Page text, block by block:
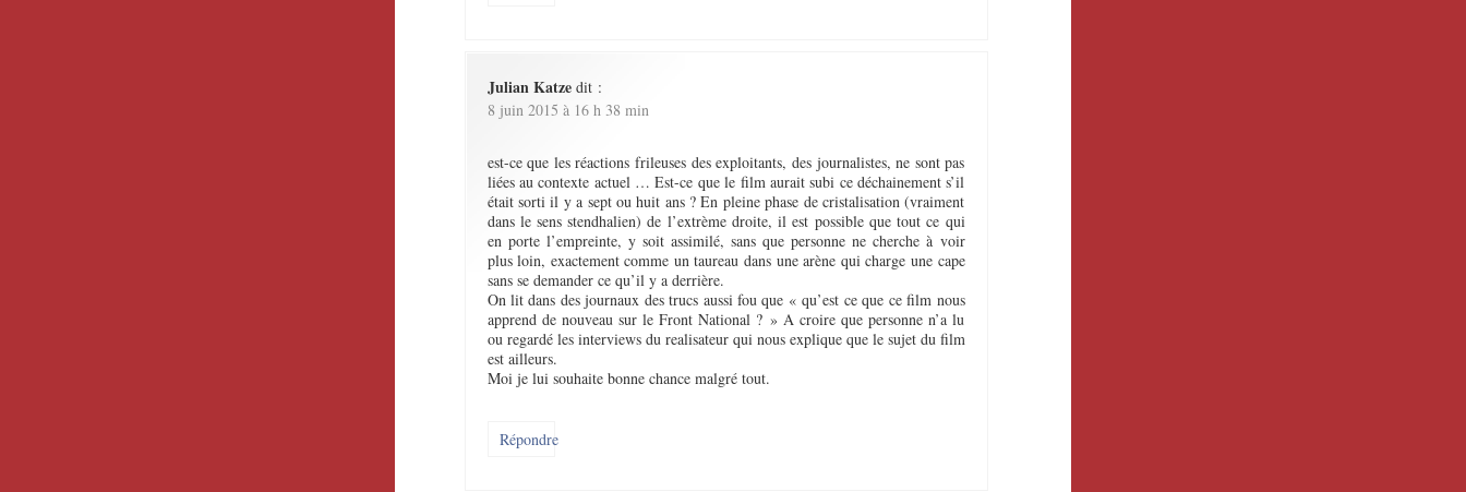
Julian Katze dit :
8 juin 2015 à 16 h 38 min
est-ce que les réactions frileuses des exploitants, des journalistes, ne sont pas
liées au contexte actuel … Est-ce que le film aurait subi ce déchainement s’il
était sorti il y a sept ou huit ans ? En pleine phase de cristalisation (vraiment
dans le sens stendhalien) de l’extrème droite, il est possible que tout ce qui
en porte l’empreinte, y soit assimilé, sans que personne ne cherche à voir
plus loin, exactement comme un taureau dans une arène qui charge une cape
sans se demander ce qu’il y a derrière.
On lit dans des journaux des trucs aussi fou que « qu’est ce que ce film nous
apprend de nouveau sur le Front National ? » A croire que personne n’a lu
ou regardé les interviews du realisateur qui nous explique que le sujet du film
est ailleurs.
Moi je lui souhaite bonne chance malgré tout.
Répondre